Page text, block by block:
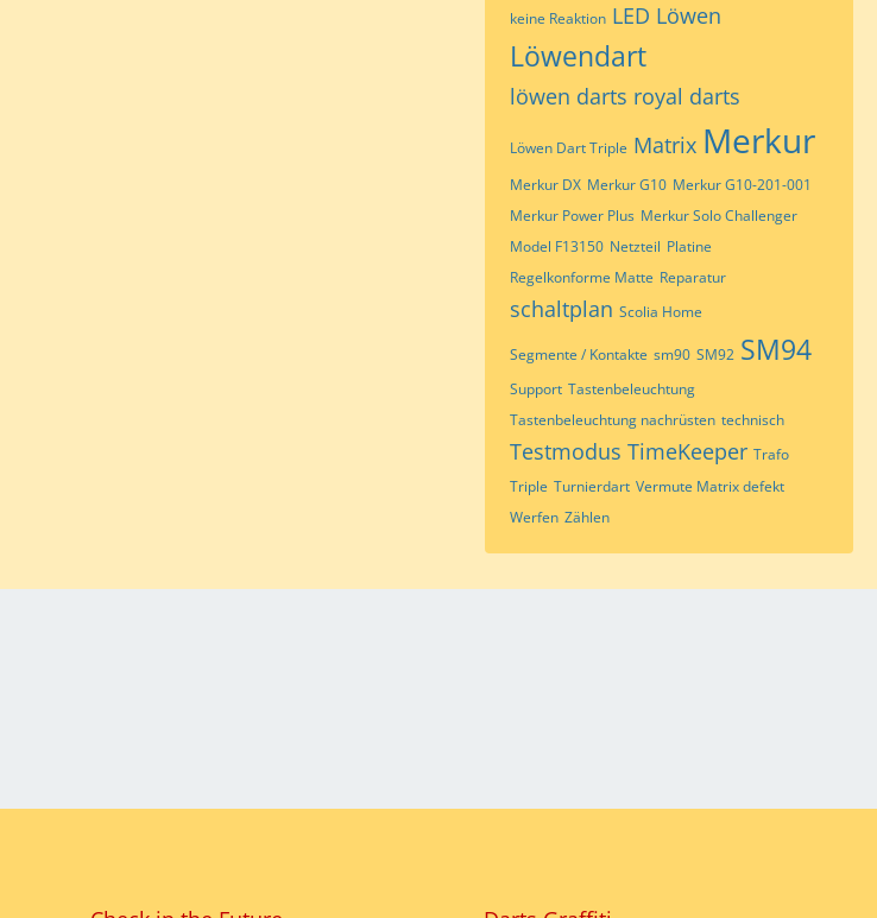
keine Reaktion LED Löwen
Löwendart
löwen darts royal darts
Löwen Dart Triple Matrix Merkur
Merkur DX Merkur G10 Merkur G10-201-001
Merkur Power Plus Merkur Solo Challenger
Model F13150 Netzteil Platine
Regelkonforme Matte Reparatur
schaltplan Scolia Home
Segmente / Kontakte sm90 SM92 SM94
Support Tastenbeleuchtung
Tastenbeleuchtung nachrüsten technisch
Testmodus TimeKeeper Trafo
Triple Turnierdart Vermute Matrix defekt
Werfen Zählen